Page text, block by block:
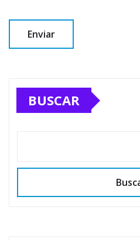
BUSCAR